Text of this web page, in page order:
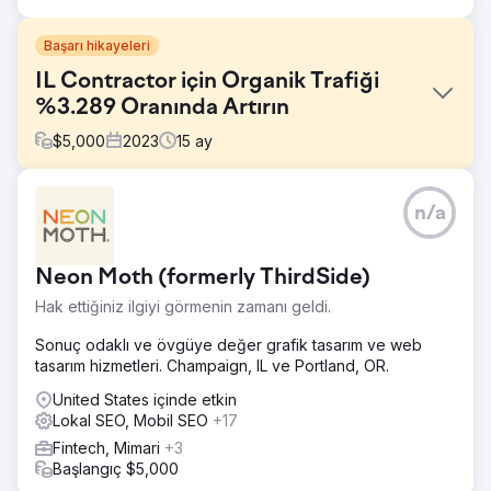
Başarı hikayeleri
IL Contractor için Organik Trafiği
%3.289 Oranında Artırın
$5,000 2023 15 ay
Beş farklı pazarlama ajansıyla çalıştıktan ve hiçbir sonuç
göremedikten sonra, müşteri hayal kırıklığına uğradı.
raporlamaları veya anlayışları yoktu. Web siteleri organik
trafik çekmiyordu ve önceki çabalarının herhangi bir fark
yaratıp yaratmadığından emin değillerdi.
Çözüm
Yüksek arama hacmi ve düşük rekabete sahip uzun
kuyruklu anahtar kelimelere odaklanan, özellikle ilgili
trafiği yönlendirmek için seçilmiş hedefli bir SEO stratejisi
uyguladık. Organik arama görünürlüğünü iyileştirmek için
ilgi çekici bloglar etrafında merkezlenmiş bir içerik planı
oluşturuldu. Web sitesi yapısını optimize ederek ve
Neon Moth (formerly ThirdSide)
Hak ettiğiniz ilgiyi görmenin zamanı geldi.
n/a
Sonuç odaklı ve övgüye değer grafik tasarım ve web
tasarım hizmetleri. Champaign, IL ve Portland, OR.
United States içinde etkin
Lokal SEO, Mobil SEO +17
Fintech, Mimari +3
Başlangıç $5,000